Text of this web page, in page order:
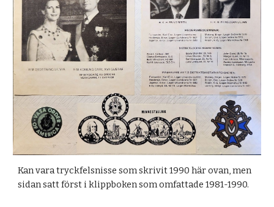
Kan vara tryckfelsnisse som skrivit 1990 här ovan, men
sidan satt först i klippboken som omfattade 1981-1990.